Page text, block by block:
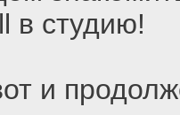
в студию!
и